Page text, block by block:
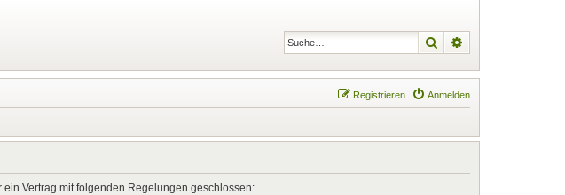
Suche
Anmelden
Registrieren
ein Vertrag mit folgenden Regelungen geschlossen: